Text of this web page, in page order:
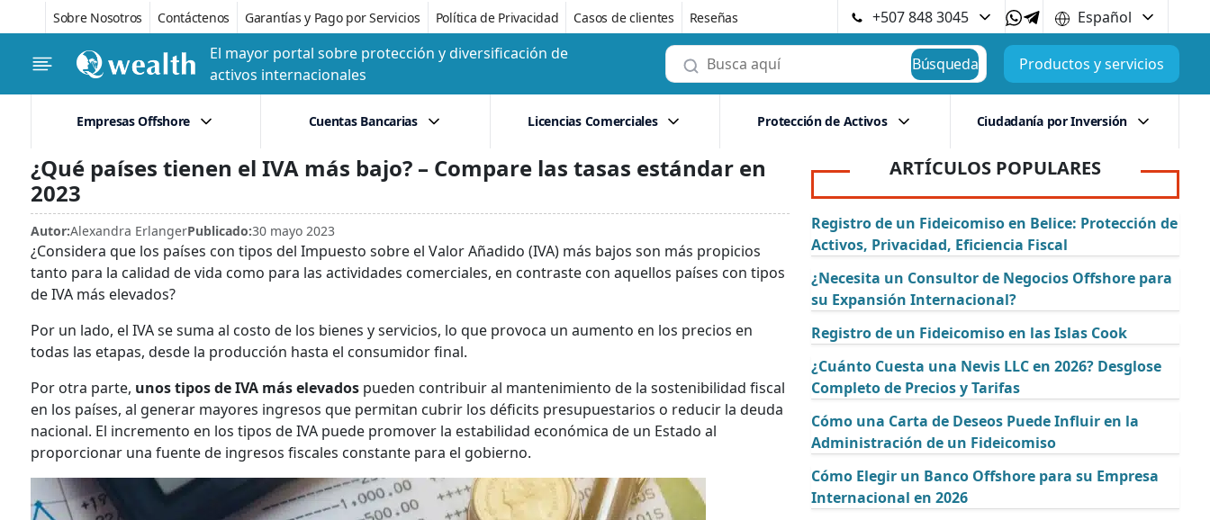
Sobre Nosotros Contáctenos Garantías y Pago por Servicios Política de Privacidad Casos de clientes Reseñas +507 848 3045
Español
El mayor portal sobre protección y diversificación de
activos internacionales
Búsqueda Productos y servicios
Empresas Offshore Cuentas Bancarias Licencias Comerciales Protección de Activos Ciudadanía por Inversión
¿Qué países tienen el IVA más bajo? – Compare las tasas estándar en
2023
Autor:Alexandra ErlangerPublicado:30 mayo 2023
¿Considera que los países con tipos del Impuesto sobre el Valor Añadido (IVA) más bajos son más propicios
tanto para la calidad de vida como para las actividades comerciales, en contraste con aquellos países con tipos
de IVA más elevados?
Por un lado, el IVA se suma al costo de los bienes y servicios, lo que provoca un aumento en los precios en
todas las etapas, desde la producción hasta el consumidor final.
Por otra parte, unos tipos de IVA más elevados pueden contribuir al mantenimiento de la sostenibilidad fiscal
en los países, al generar mayores ingresos que permitan cubrir los déficits presupuestarios o reducir la deuda
nacional. El incremento en los tipos de IVA puede promover la estabilidad económica de un Estado al
proporcionar una fuente de ingresos fiscales constante para el gobierno.
ARTÍCULOS POPULARES
Registro de un Fideicomiso en Belice: Protección de
Activos, Privacidad, Eficiencia Fiscal
¿Necesita un Consultor de Negocios Offshore para
su Expansión Internacional?
Registro de un Fideicomiso en las Islas Cook
¿Cuánto Cuesta una Nevis LLC en 2026? Desglose
Completo de Precios y Tarifas
Cómo una Carta de Deseos Puede Influir en la
Administración de un Fideicomiso
Cómo Elegir un Banco Offshore para su Empresa
Internacional en 2026